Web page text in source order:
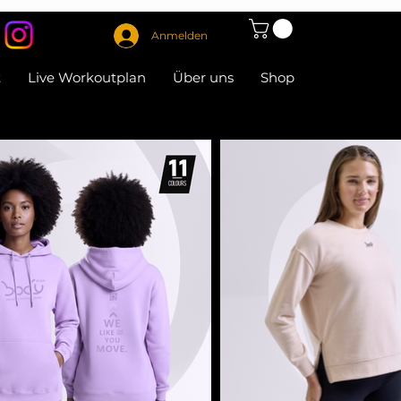
Anmelden
Live Workoutplan Über uns Shop